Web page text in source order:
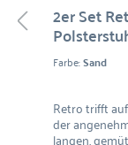
2er Set
Farbe:Sand
Retro trifft auf Komfort. Die
der
langen,